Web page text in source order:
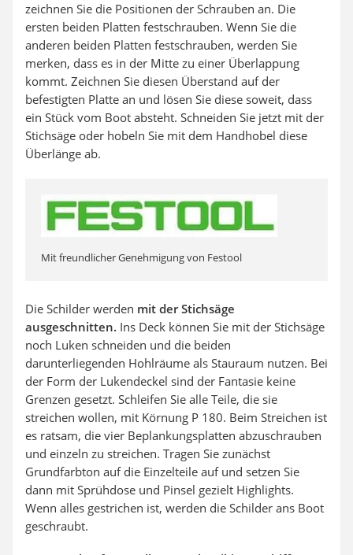
zeichnen Sie die Positionen der Schrauben an. Die
ersten beiden Platten festschrauben. Wenn Sie die
anderen beiden Platten festschrauben, werden Sie
merken, dass es in der Mitte zu einer Überlappung
kommt. Zeichnen Sie diesen Überstand auf der
befestigten Platte an und lösen Sie diese soweit, dass
ein Stück vom Boot absteht. Schneiden Sie jetzt mit der
Stichsäge oder hobeln Sie mit dem Handhobel diese
Überlänge ab.
Mit freundlicher Genehmigung von Festool
Die Schilder werden mit der Stichsäge
ausgeschnitten. Ins Deck können Sie mit der Stichsäge
noch Luken schneiden und die beiden
darunterliegenden Hohlräume als Stauraum nutzen. Bei
der Form der Lukendeckel sind der Fantasie keine
Grenzen gesetzt. Schleifen Sie alle Teile, die sie
streichen wollen, mit Körnung P 180. Beim Streichen ist
es ratsam, die vier Beplankungsplatten abzuschrauben
und einzeln zu streichen. Tragen Sie zunächst
Grundfarbton auf die Einzelteile auf und setzen Sie
dann mit Sprühdose und Pinsel gezielt Highlights.
Wenn alles gestrichen ist, werden die Schilder ans Boot
geschraubt.